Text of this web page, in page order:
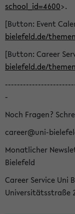
school_id=4600>.
[Button: Event
bielefeld.de/
[Button: Career
bielefeld.de/
-
Noch Fragen?
career@uni-
Monatlicher
Bielefeld
Career Service Uni
Universitätsstraße